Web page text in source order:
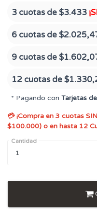
3 cuotas de$3.433
6 cuotas de
9 cuotas de
12 cuotas de
* Pagando con Tarjetas
💳 ¡Compra en 3 cuotas
$100.000) o en hasta 12
Cantidad